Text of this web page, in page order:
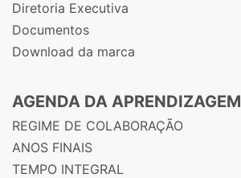
Diretoria Executiva
Documentos
Download da marca
AGENDA DA APRENDIZAGEM
REGIME DE COLABORAÇÃO
ANOS FINAIS
TEMPO INTEGRAL